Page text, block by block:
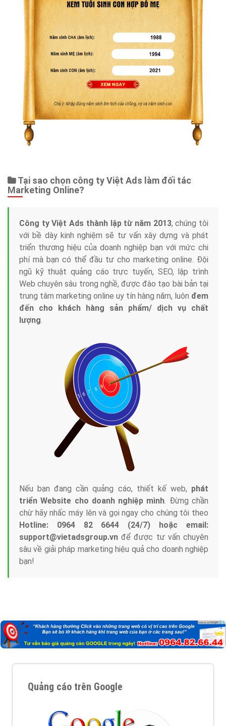
Tại sao chọn công ty Việt Ads làm đối tác
Marketing Online?
Công ty Việt Ads thành lập từ năm 2013, chúng tôi
với bề dày kinh nghiệm sẽ tư vấn xây dựng và phát
triển thương hiệu của doanh nghiệp bạn với mức chi
phí mà bạn có thể đầu tư cho marketing online. Đội
ngũ kỹ thuật quảng cáo trực tuyến, SEO, lập trình
Web chuyên sâu trong nghề, được đào tạo bài bản tại
trung tâm marketing online uy tín hàng năm, luôn đem
đến cho khách hàng sản phẩm/ dịch vụ chất
lượng.
Nếu bạn đang cần quảng cáo, thiết kế web, phát
triển Website cho doanh nghiệp mình. Đừng chần
chừ hãy nhấc máy lên và gọi ngay cho chúng tôi theo
Hotline: 0964 82 6644 (24/7) hoặc email:
support@vietadsgroup.vn để được tư vấn chuyên
sâu về giải pháp marketing hiệu quả cho doanh nghiệp
bạn!
Quảng cáo trên Google